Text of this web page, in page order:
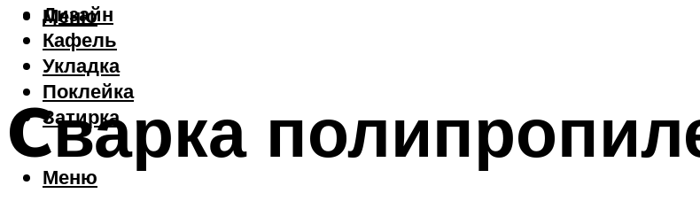
Дизайн
Кафель
Укладка
Поклейка
Затирка
Меню
Меню
Cварка